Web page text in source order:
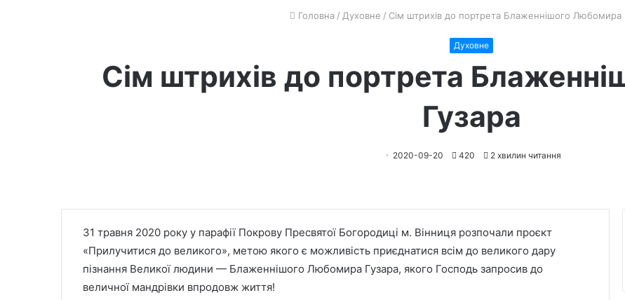
Головна / Духовне / Сім штрихів до портрета Блаженнішого Любомира
Духовне
Сім штрихів до портрета
Гузара
2020-09-20 420 2 хвилин читання
31 травня 2020 року у парафії Покрову Пресвятої Богородиці м. Вінниця розпочали проєкт
«Прилучитися до великого», метою якого є можливість приєднатися всім до великого дару
пізнання Великої людини — Блаженнішого Любомира Гузара, якого Господь запросив до
величної мандрівки впродовж життя!